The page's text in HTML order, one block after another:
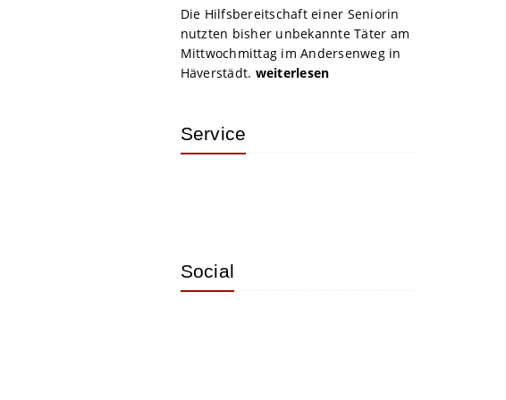
Die Hilfsbereitschaft einer Seniorin
nutzten bisher unbekannte Täter am
Mittwochmittag im Andersenweg in
Häverstädt. weiterlesen
Service
Social